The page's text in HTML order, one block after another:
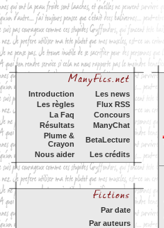
Introduction
Les news
Les règles
Flux RSS
La Faq
Concours
Résultats
ManyChat
Plume &
Crayon
BetaLecture
Nous aider
Les crédits
Par date
Par auteurs